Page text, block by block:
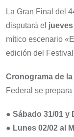
La Gran Final del
disputará el
mítico escenario
edición del
Cronograma de
Federal se
● Sábado 31/01 y
● Lunes 02/02 al